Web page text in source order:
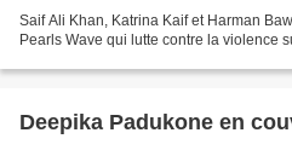
Saif Ali Khan, Katrina Kaif et Harman
Pearls Wave qui lutte contre la violence
Deepika Padukone en